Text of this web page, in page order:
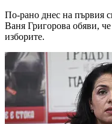
По-рано днес на първия
Ваня Григорова обяви,
изборите.